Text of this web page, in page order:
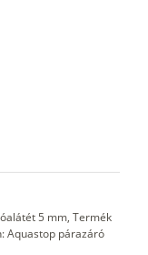
5 mm, Termék
Aquastop párazáró